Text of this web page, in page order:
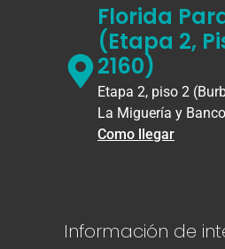
Florida
(Etapa 2,
2160)
Etapa 2, piso 2
La Miguería y
Como llegar
Información de